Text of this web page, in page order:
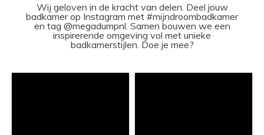
Wij geloven in de kracht van delen. Deel jouw
badkamer op Instagram met #mijndroombadkamer
en tag @megadumpnl. Samen bouwen we een
inspirerende omgeving vol met unieke
badkamerstijlen. Doe je mee?